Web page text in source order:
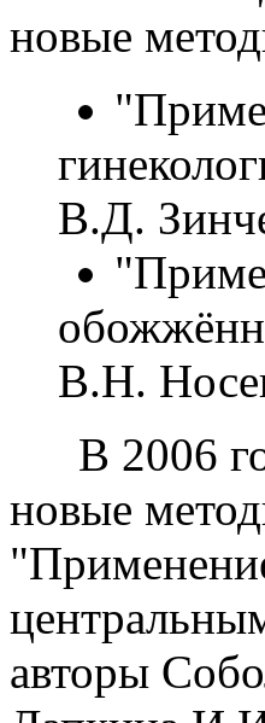
новые
В.Д.
В.Н.
В 2006
новые
авторы